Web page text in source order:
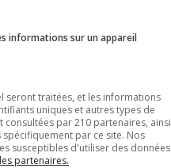
informations sur un appareil
seront traitées, et les informations
uniques et autres types de
par 210 partenaires, ainsi
par ce site. Nos
susceptibles d'utiliser des données
partenaires.